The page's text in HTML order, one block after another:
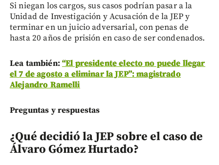
Si niegan los cargos, sus casos podrían pasar a la
Unidad de Investigación y Acusación de la JEP y
terminar en un juicio adversarial, con penas de
hasta 20 años de prisión en caso de ser condenados.
Lea también: “El presidente electo no puede llegar
el 7 de agosto a eliminar la JEP”: magistrado
Alejandro Ramelli
Preguntas y respuestas
¿Qué decidió la JEP sobre el caso de
Álvaro Gómez Hurtado?